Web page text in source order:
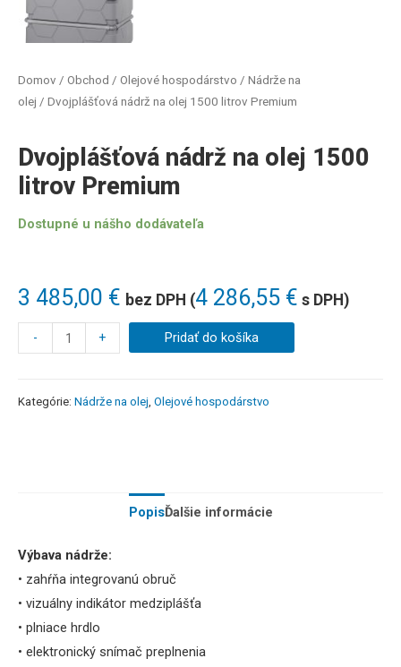
Domov / Obchod / Olejové hospodárstvo / Nádrže na
olej / Dvojplášťová nádrž na olej 1500 litrov Premium
Dvojplášťová nádrž na olej 1500
litrov Premium
3 485,00 € bez DPH (4 286,55 € s DPH)
Dostupné u nášho dodávateľa
- + Pridať do košíka
Kategórie: Nádrže na olej Olejové hospodárstvo
PopisĎalšie informácie
Výbava nádrže:
• zahŕňa integrovanú obruč
• vizuálny indikátor medziplášťa
• plniace hrdlo
• elektronický snímač preplnenia